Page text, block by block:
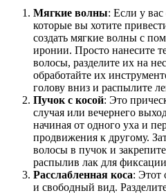
Мягкие волны: Если у
которые вы хотите
создать мягкие волны с
иронии. Просто нанесите
волосы, разделите их на
обработайте их
голову вниз и распылите
Пучок с косой: Это
случая или вечернего
начиная от одного уха и
продвижения к другому.
волосы в пучок и
распылив лак для
Расслабленная коса: Этот
и свободный вид.